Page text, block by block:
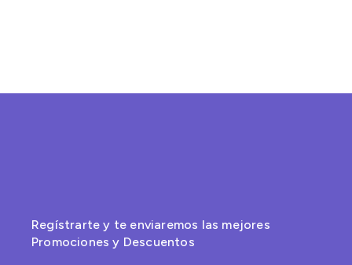
Regístrarte y te enviaremos las mejores
Promociones y Descuentos